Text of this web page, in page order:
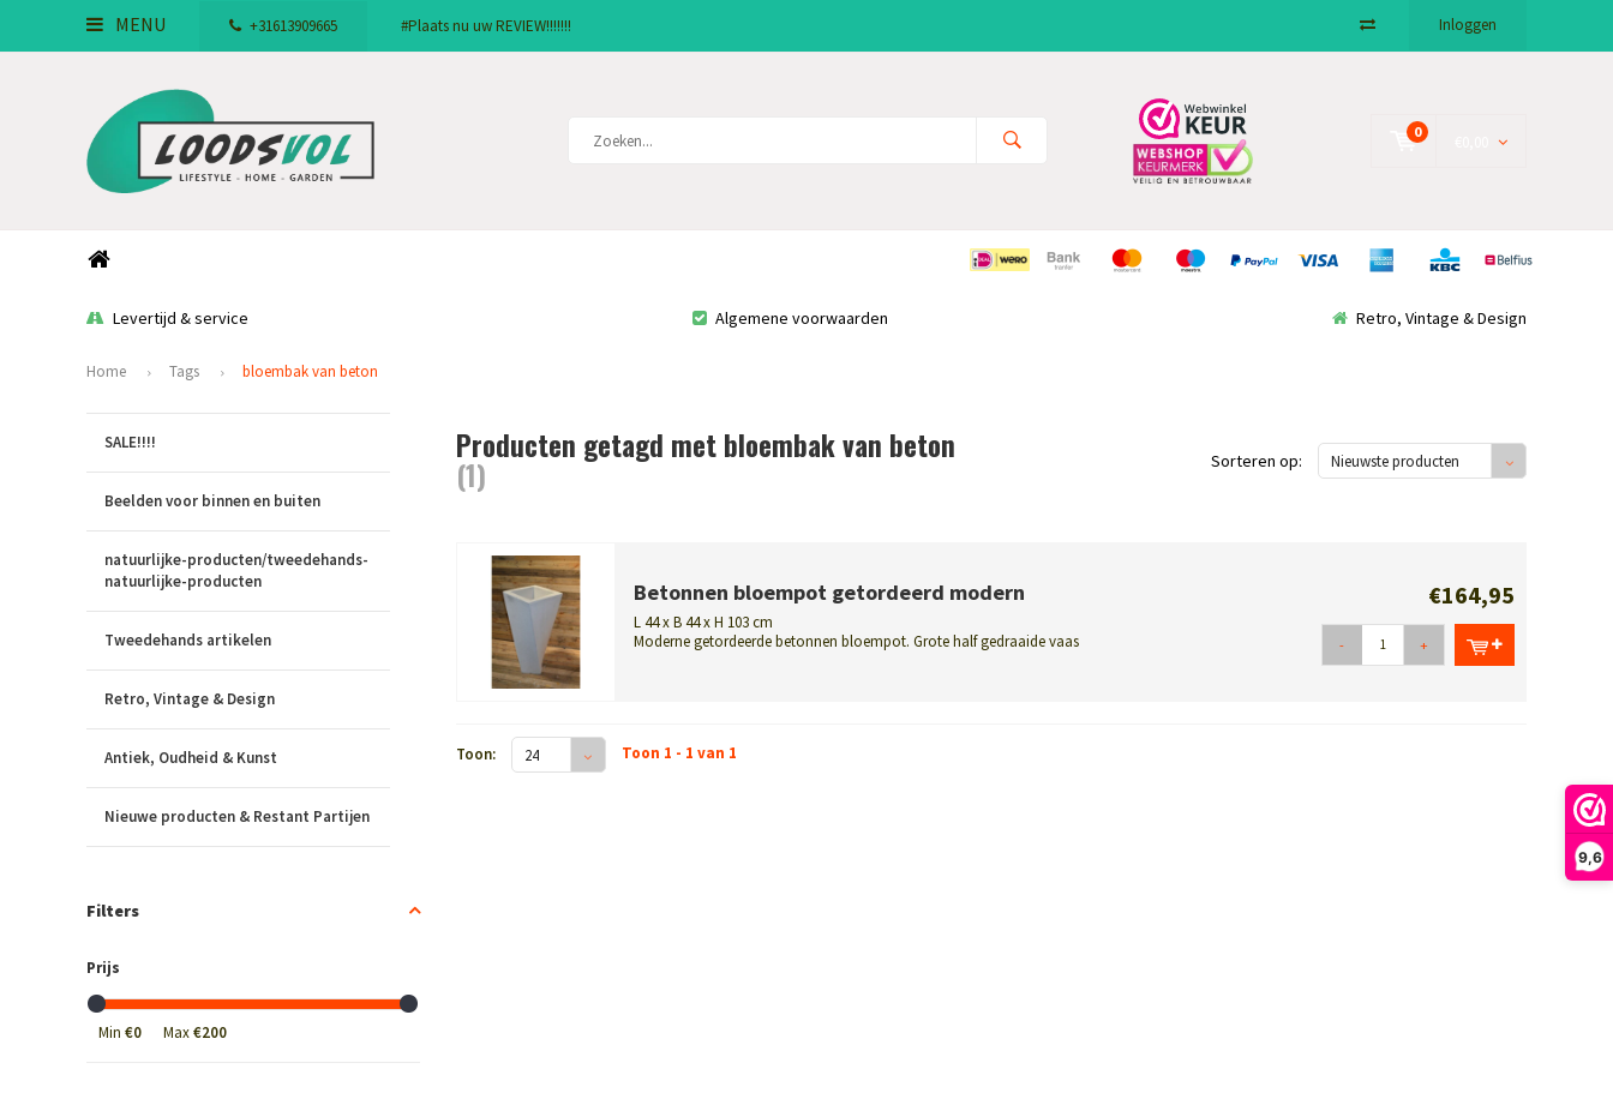
9,6
MENU +31613909665 #Plaats nu uw REVIEW!!!!!!! Inloggen
0
Levertijd & service Algemene voorwaarden Retro, Vintage & Design
Home Tags bloembak van beton
SALE!!!!
Beelden voor binnen en buiten
natuurlijke-producten/tweedehands-
natuurlijke-producten
Tweedehands artikelen
Retro, Vintage & Design
Antiek, Oudheid & Kunst
Nieuwe producten & Restant Partijen
Filters
Prijs
Min €0 Max€200
Producten getagd met bloembak van beton
(1) Sorteren op: Nieuwste producten
Betonnen bloempot getordeerd modern
L 44 x B 44 x H 103 cm
Moderne getordeerde betonnen bloempot. Grote half gedraaide vaas
€164,95
- +
Toon: 24 Toon 1 - 1 van 1